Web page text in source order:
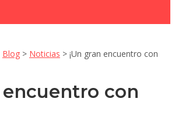
Blog > Noticias > ¡Un gran encuentro con
encuentro con